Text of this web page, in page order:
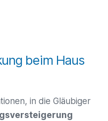
beim Haus
in die Gläubiger